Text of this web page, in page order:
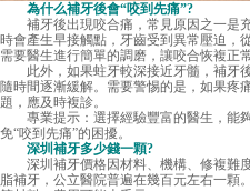
為什么補牙後會“咬到先痛”?
補牙後出現咬合痛，常見原因之一是
時會產生早接觸點，牙齒受到異常壓迫，
需要醫生進行簡單的調磨，讓咬合恢複正
此外，如果蛀牙較深接近牙髓，補牙
隨時間逐漸緩解。需要警惕的是，如果疼
題，應及時複診。
專業提示：選擇經驗豐富的醫生，能
免“咬到先痛”的困擾。
深圳補牙多少錢一顆?
深圳補牙價格因材料、機構、修複難
脂補牙，公立醫院普遍在幾百元左右一顆